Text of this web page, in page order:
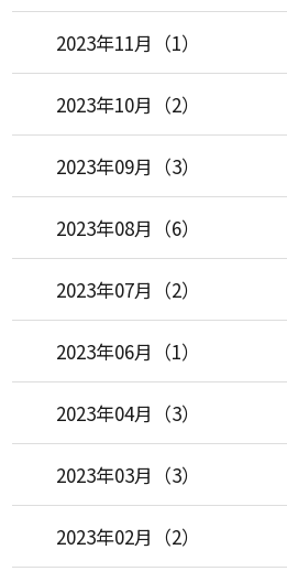
2023年11月（1）
2023年10月（2）
2023年09月（3）
2023年08月（6）
2023年07月（2）
2023年06月（1）
2023年04月（3）
2023年03月（3）
2023年02月（2）